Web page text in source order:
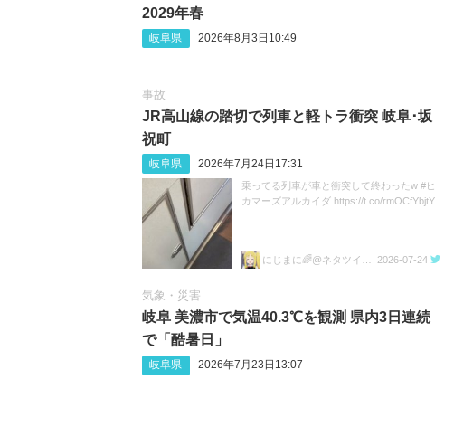
2029年春
岐阜県 2026年8月3日10:49
事故
JR高山線の踏切で列車と軽トラ衝突 岐阜･坂
祝町
岐阜県 2026年7月24日17:31
乗ってる列車が車と衝突して終わったw #ヒ
カマーズアルカイダ https://t.co/rmOCfYbjtY
2026-07-24
気象・災害
岐阜 美濃市で気温40.3℃を観測 県内3日連続
で「酷暑日」
岐阜県 2026年7月23日13:07